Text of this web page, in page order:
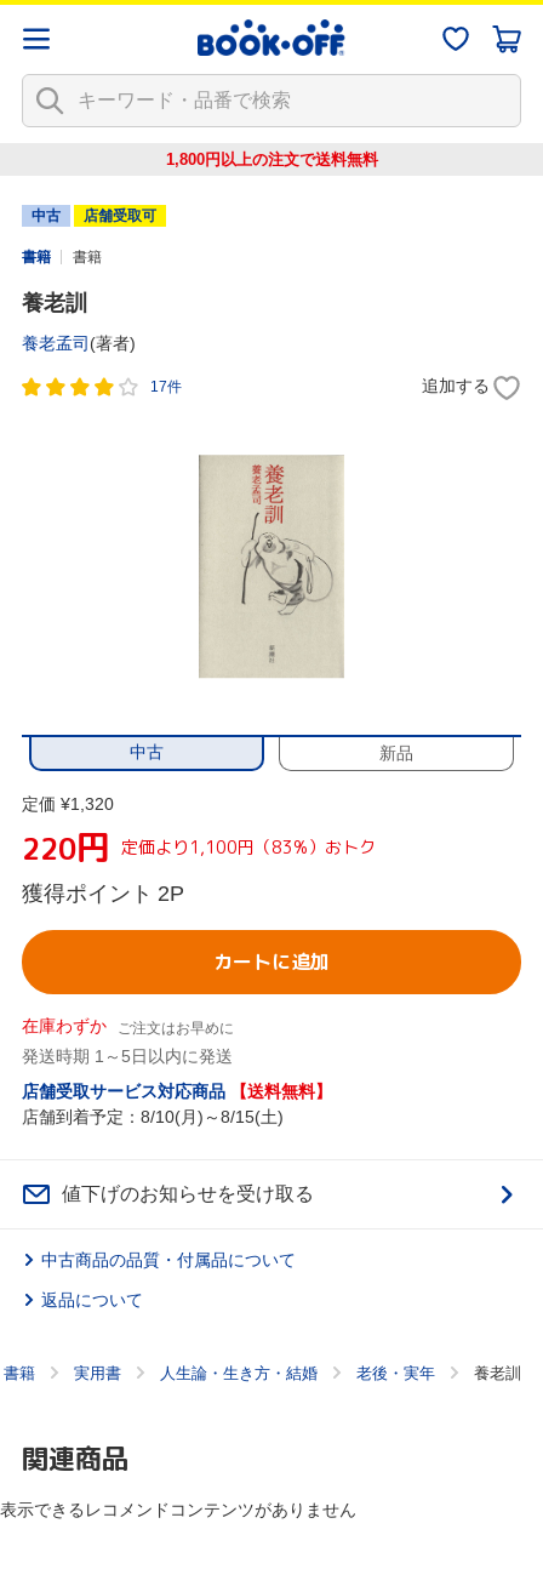
1,800円以上の注文で送料無料
中古 店舗受取可
書籍 書籍
養老訓
養老孟司 (著者)
17件 追加する
中古 新品
定価 ¥1,320
220円 定価より1,100円（83%）おトク
獲得ポイント 2P
カートに追加
在庫わずか ご注文はお早めに
発送時期 1～5日以内に発送
店舗受取サービス対応商品
【送料無料】
店舗到着予定：8/10(月)～8/15(土)
値下げのお知らせを受け取る
中古商品の品質・付属品について
返品について
書籍 実用書 人生論・生き方・結婚 老後・実年 養老訓
関連商品
表示できるレコメンドコンテンツがありません